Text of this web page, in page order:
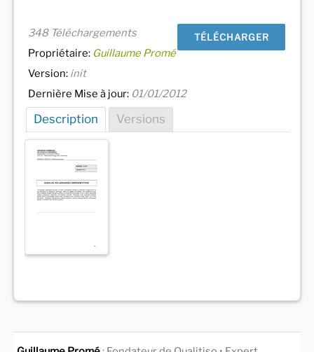
TÉLÉCHARGER
348 Téléchargements
Propriétaire: Guillaume Promé
Version: init
Dernière Mise à jour: 01/01/2012
Description Versions